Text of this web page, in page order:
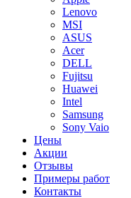
Lenovo
MSI
ASUS
Acer
DELL
Fujitsu
Huawei
Intel
Samsung
Sony Vaio
Цены
Акции
Отзывы
Примеры работ
Контакты